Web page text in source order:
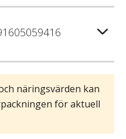
näringsvärden kan
för aktuell